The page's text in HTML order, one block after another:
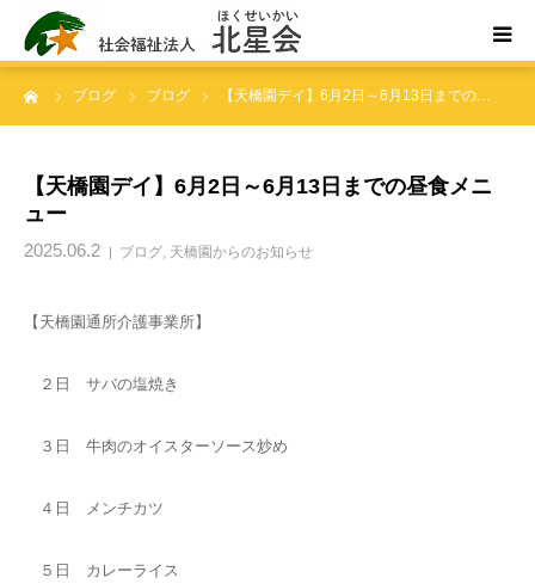
ブログ ブログ 【天橋園デイ】6月2日～6月13日までの…
【天橋園デイ】6月2日～6月13日までの昼食メニ
ュー
2025.06.2 ブログ, 天橋園からのお知らせ
【天橋園通所介護事業所】
２日 サバの塩焼き
３日 牛肉のオイスターソース炒め
４日 メンチカツ
５日 カレーライス
ホーム